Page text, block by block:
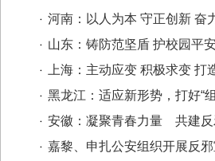
河南：以人为本 守正创新 奋
山东：铸防范坚盾 护校园平
上海：主动应变 积极求变 打
黑龙江：适应新形势，打好“
安徽：凝聚青春力量 共建反
嘉黎、申扎公安组织开展反